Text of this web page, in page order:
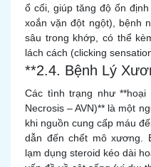
ổ cối, giúp tăng độ ổn
xoắn vặn đột ngột), bệnh
sâu trong khớp, có thể
lách cách (clicking
**2.4. Bệnh Lý
Các tình trạng như
Necrosis – AVN)** là một
khi nguồn cung cấp máu
dẫn đến chết mô xương.
lạm dụng steroid kéo dài